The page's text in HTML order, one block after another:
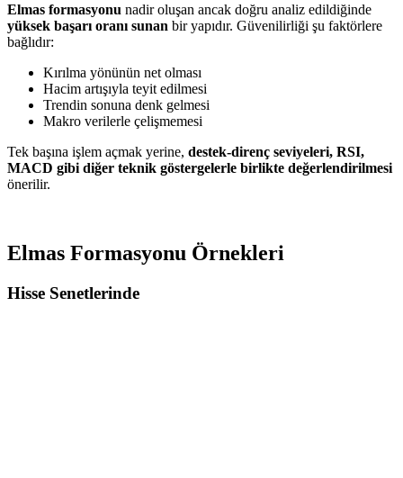
Elmas formasyonu nadir oluşan ancak doğru analiz edildiğinde
yüksek başarı oranı sunan bir yapıdır. Güvenilirliği şu faktörlere
bağlıdır:
Kırılma yönünün net olması
Hacim artışıyla teyit edilmesi
Trendin sonuna denk gelmesi
Makro verilerle çelişmemesi
Tek başına işlem açmak yerine, destek-direnç seviyeleri, RSI,
MACD gibi diğer teknik göstergelerle birlikte değerlendirilmesi
önerilir.
Elmas Formasyonu Örnekleri
Hisse Senetlerinde